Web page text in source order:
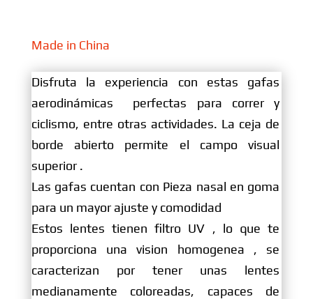
Made in China
Disfruta la experiencia con estas gafas
aerodinámicas perfectas para correr y
ciclismo, entre otras actividades. La ceja de
borde abierto permite el campo visual
superior .
Las gafas cuentan con Pieza nasal en goma
para un mayor ajuste y comodidad
Estos lentes tienen filtro UV , lo que te
proporciona una vision homogenea , se
caracterizan por tener unas lentes
medianamente coloreadas, capaces de